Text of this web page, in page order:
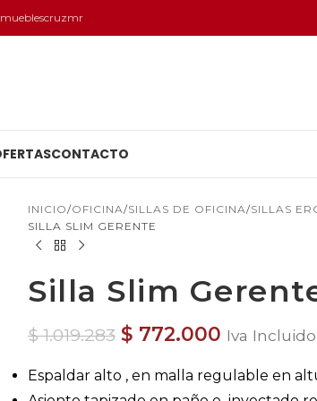
CONTACTO
INICIO OFICINA SILLAS DE OFICINA SILLAS
SILLA SLIM GERENTE
Silla Slim
$1.019.283 $ 772.000 Iva Incluido
Espaldar alto , en malla regulable en